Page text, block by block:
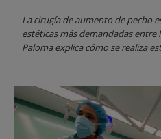
La cirugía de aumento de pecho
estéticas más demandadas entre
Paloma explica cómo se realiza